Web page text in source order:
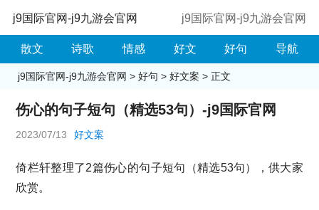
j9国际官网-j9九游会官网 j9国际官网-j9九游会官网
散文 诗歌 情感 好文 好句 导航
j9国际官网-j9九游会官网 > 好句 > 好文案 > 正文
伤心的句子短句（精选53句）-j9国际官网
2023/07/13 好文案
倚栏轩整理了2篇伤心的句子短句（精选53句），供大家
欣赏。